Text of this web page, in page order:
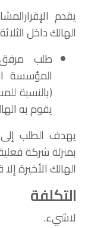
يقدم
الهالكداخل
طلب
المؤسسة
(بالنسبة
يقوم به
يهدف الطلب إلى
بمنزلة شركة
الهالك الأخيرة إلا
التكلفة
لاشيء.